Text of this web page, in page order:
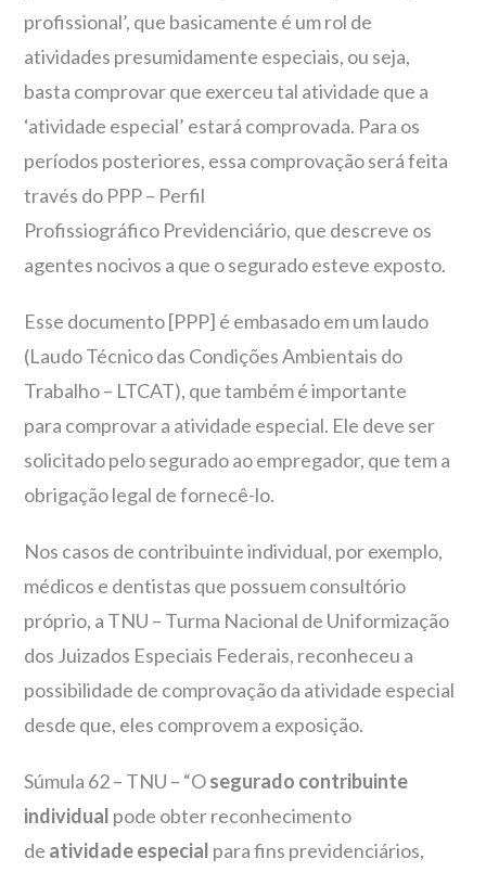
profissional’, que basicamente é um rol de
atividades presumidamente especiais, ou seja,
basta comprovar que exerceu tal atividade que a
‘atividade especial’ estará comprovada. Para os
períodos posteriores, essa comprovação será feita
través do PPP – Perfil
Profissiográfico Previdenciário, que descreve os
agentes nocivos a que o segurado esteve exposto.
Esse documento [PPP] é embasado em um laudo
(Laudo Técnico das Condições Ambientais do
Trabalho – LTCAT), que também é importante
para comprovar a atividade especial. Ele deve ser
solicitado pelo segurado ao empregador, que tem a
obrigação legal de fornecê-lo.
Nos casos de contribuinte individual, por exemplo,
médicos e dentistas que possuem consultório
próprio, a TNU – Turma Nacional de Uniformização
dos Juizados Especiais Federais, reconheceu a
possibilidade de comprovação da atividade especial
desde que, eles comprovem a exposição.
Súmula 62 – TNU – “Osegurado contribuinte
individual pode obter reconhecimento
de atividade especial para fins previdenciários,